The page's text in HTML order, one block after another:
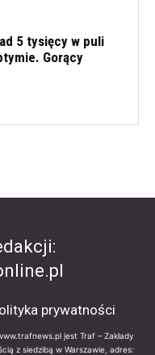
5 tysięcy w puli
Gorący
prywatności
jest Traf – Zakłady
z siedzibą w Warszawie, adres: